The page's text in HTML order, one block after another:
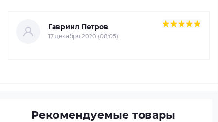
Гавриил Петров
17 декабря 2020 (08:05)
Рекомендуемые товары